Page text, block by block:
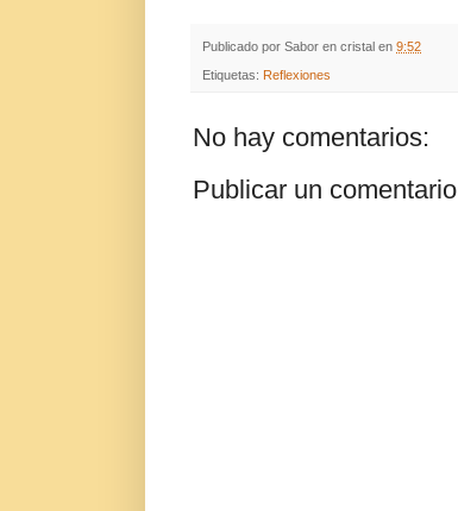
Publicado por Sabor en cristal en 9:52
Etiquetas: Reflexiones
No hay comentarios:
Publicar un comentario